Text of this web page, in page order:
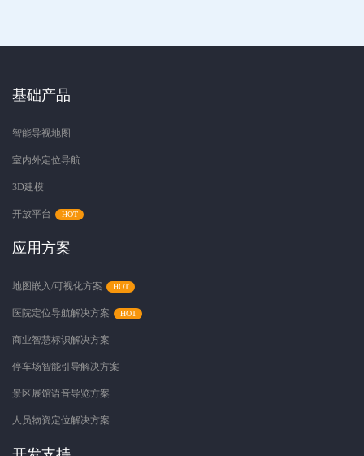
基础产品
智能导视地图
室内外定位导航
3D建模
开放平台
应用方案
地图嵌入/可视化方案
医院定位导航解决方案
商业智慧标识解决方案
停车场智能引导解决方案
景区展馆语音导览方案
人员物资定位解决方案